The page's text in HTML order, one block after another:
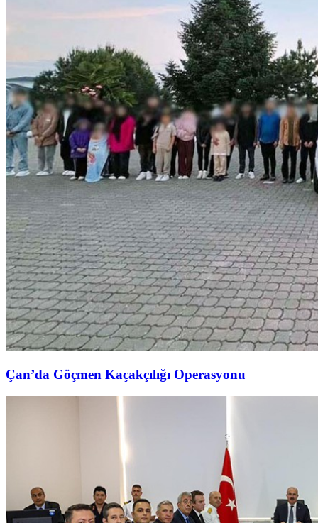
Çan’da Göçmen Kaçakçılığı Operasyonu